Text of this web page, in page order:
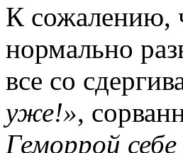
К сожалению,
нормально
все со
уже!»,
Геморрой